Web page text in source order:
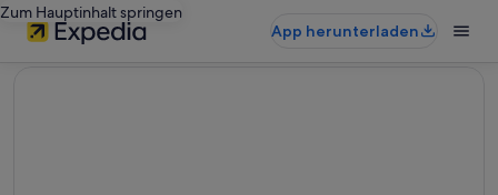
Zum Hauptinhalt springen
App herunterladen